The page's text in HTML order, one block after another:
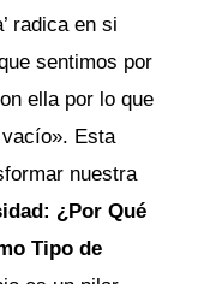
radica en si
sentimos por
ella por lo que
Esta
nuestra
¿Por Qué
Tipo de